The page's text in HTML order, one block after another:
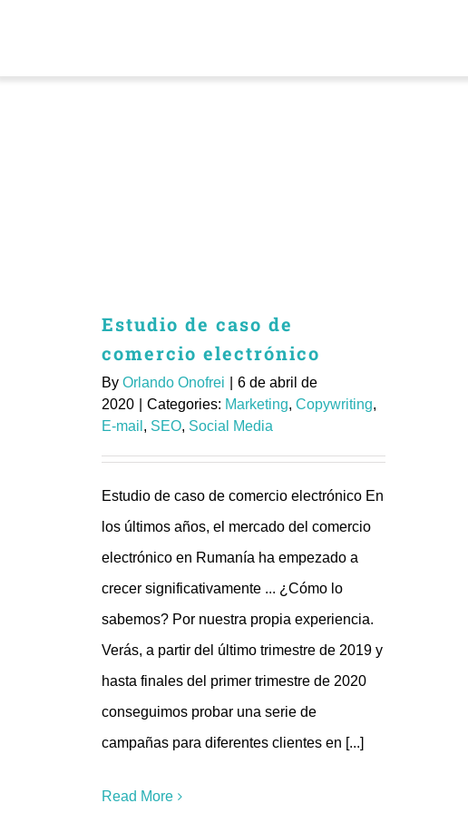
content
Póngase en contacto con
Estudio de caso de
comercio electrónico
By Orlando Onofrei
6 de abril de
2020
Categories: Marketing, Copywriting,
E-mail , SEO, Social Media
Estudio de caso de comercio electrónico En
los últimos años, el mercado del comercio
electrónico en Rumanía ha empezado a
crecer significativamente ... ¿Cómo lo
sabemos? Por nuestra propia experiencia.
Verás, a partir del último trimestre de 2019 y
hasta finales del primer trimestre de 2020
conseguimos probar una serie de
campañas para diferentes clientes en [...]
Read More